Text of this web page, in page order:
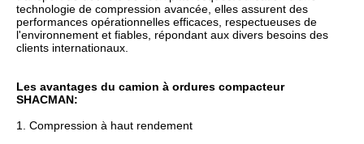
technologie de compression avancée, elles assurent des
performances opérationnelles efficaces, respectueuses de
l'environnement et fiables, répondant aux divers besoins des
clients internationaux.
Les avantages du camion à ordures compacteur
SHACMAN:
1. Compression à haut rendement